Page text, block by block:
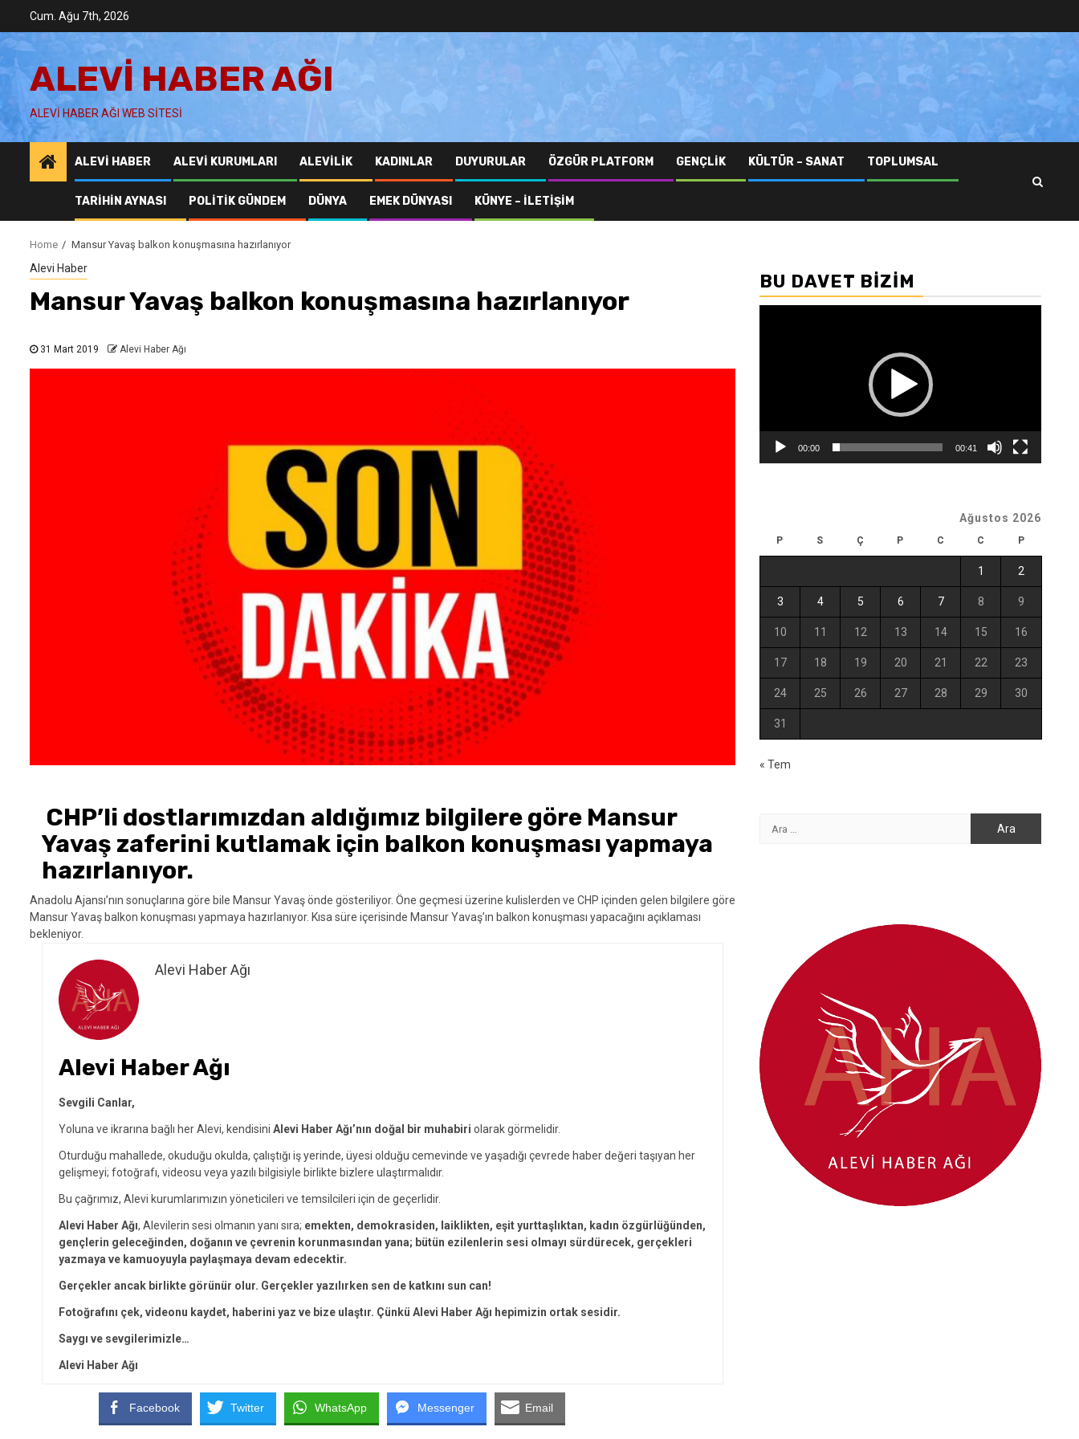
content
Cum. Ağu 7th, 2026
ALEVI HABER AĞI
ALEVI HABER AĞI WEB SITESI
ALEVI HABER ALEVI KURUMLARI ALEVILIK KADINLAR DUYURULAR ÖZGÜR PLATFORM GENÇLIK KÜLTÜR – SANAT TOPLUMSAL
TARIHIN AYNASI POLITIK GÜNDEM DÜNYA EMEK DÜNYASI KÜNYE – İLETIŞIM
Home Mansur Yavaş balkon konuşmasına hazırlanıyor
Alevi Haber
Mansur Yavaş balkon konuşmasına hazırlanıyor
31 Mart 2019 Alevi Haber Ağı
CHP’li dostlarımızdan aldığımız bilgilere göre Mansur
Yavaş zaferini kutlamak için balkon konuşması yapmaya
hazırlanıyor.
Anadolu Ajansı’nın sonuçlarına göre bile Mansur Yavaş önde gösteriliyor. Öne geçmesi üzerine kulislerden ve CHP içinden gelen bilgilere göre
Mansur Yavaş balkon konuşması yapmaya hazırlanıyor. Kısa süre içerisinde Mansur Yavaş’ın balkon konuşması yapacağını açıklaması
bekleniyor.
Alevi Haber Ağı
Alevi Haber Ağı
Sevgili Canlar,
Yoluna ve ikrarına bağlı her Alevi, kendisini Alevi Haber Ağı’nın doğal bir muhabiri olarak görmelidir.
Oturduğu mahallede, okuduğu okulda, çalıştığı iş yerinde, üyesi olduğu cemevinde ve yaşadığı çevrede haber değeri taşıyan her
gelişmeyi; fotoğrafı, videosu veya yazılı bilgisiyle birlikte bizlere ulaştırmalıdır.
Bu çağrımız, Alevi kurumlarımızın yöneticileri ve temsilcileri için de geçerlidir.
Alevi Haber Ağı, Alevilerin sesi olmanın yanı sıra; emekten, demokrasiden, laiklikten, eşit yurttaşlıktan, kadın özgürlüğünden,
gençlerin geleceğinden, doğanın ve çevrenin korunmasından yana; bütün ezilenlerin sesi olmayı sürdürecek, gerçekleri
yazmaya ve kamuoyuyla paylaşmaya devam edecektir.
Gerçekler ancak birlikte görünür olur. Gerçekler yazılırken sen de katkını sun can!
Fotoğrafını çek, videonu kaydet, haberini yaz ve bize ulaştır. Çünkü Alevi Haber Ağı hepimizin ortak sesidir.
Saygı ve sevgilerimizle…
Alevi Haber Ağı
Facebook Twitter WhatsApp Messenger Email
BU DAVET BIZIM
00:00 00:41
Ağustos 2026
P S Ç P C C P
1 2
3 4 5 6 7 8 9
10 11 12 13 14 15 16
17 18 19 20 21 22 23
24 25 26 27 28 29 30
31
« Tem